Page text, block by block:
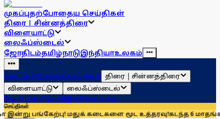
முகப்புதற்போதைய செய்திகள்
திரை | சின்னத்திரை
விளையாட்டு
லைஃப்ஸ்டைல்
ஜோதிடம்தமிழ்நாடுஇந்தியாஉலகம்
முகப்புதற்போதைய செய்திகள் திரை | சின்னத்திரை
விளையாட்டு
லைஃப்ஸ்டைல்
ஜோதிடம்தமிழ்நாடுஇந்தியாஉலகம்
செய்திகள்
மதுக் கடைகளை மூட உத்தரவு!கடந்த 6 மாதங்களில்